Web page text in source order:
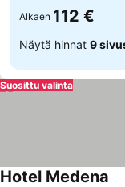
Alkaen 112 €
Näytä hinnat 9
Suosittu valinta
Hotel Medena